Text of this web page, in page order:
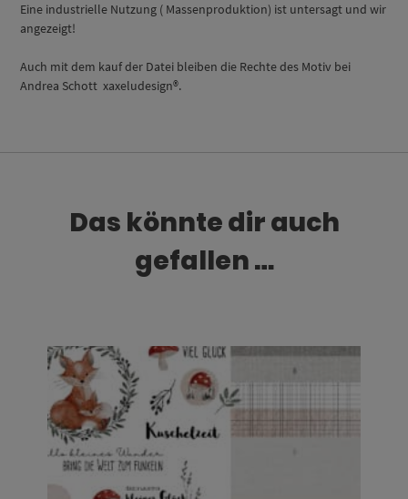
Eine industrielle Nutzung ( Massenproduktion) ist untersagt und wir
angezeigt!
Auch mit dem kauf der Datei bleiben die Rechte des Motiv bei
Andrea Schott xaxeludesign®.
Das könnte dir auch
gefallen …